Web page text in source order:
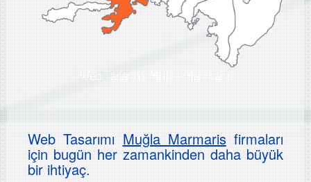
Web Tasarımı Muğla Marmaris
Web TasarımıMuğla Marmarisfirmaları
için bugün her zamankinden daha büyük
bir ihtiyaç.